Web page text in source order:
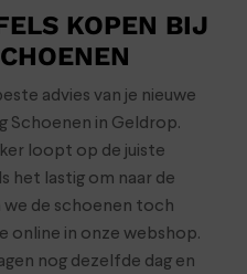
KOPEN BIJ
advies van je nieuwe
Schoenen in Geldrop.
loopt op de juiste
het lastig om naar de
de schoenen toch
online in onze webshop.
nog dezelfde dag en